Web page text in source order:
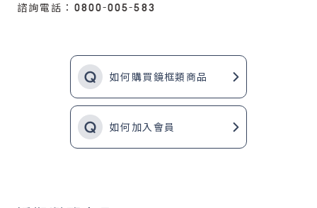
諮詢電話：0800-005-583
如何購買鏡框類商品
如何加入會員